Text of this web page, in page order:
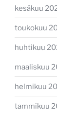
kesäkuu
toukokuu
huhtikuu
maaliskuu
helmikuu
tammikuu